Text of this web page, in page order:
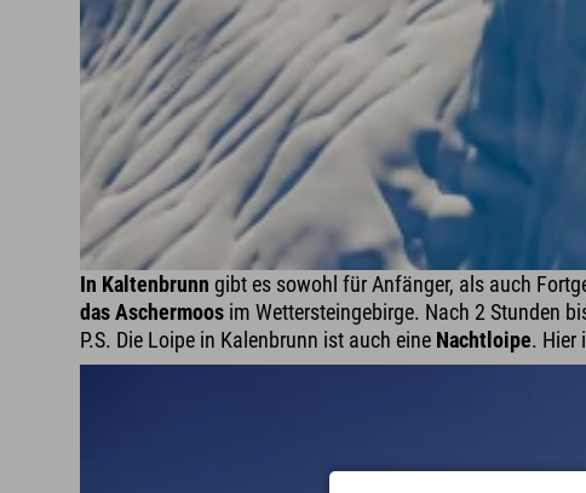
In Kaltenbrunn gibt es sowohl für Anfänger, als auch
das Aschermoos im Wettersteingebirge. Nach 2 Stunden
P.S. Die Loipe in Kalenbrunn ist auch eine Nachtloipe. Hier